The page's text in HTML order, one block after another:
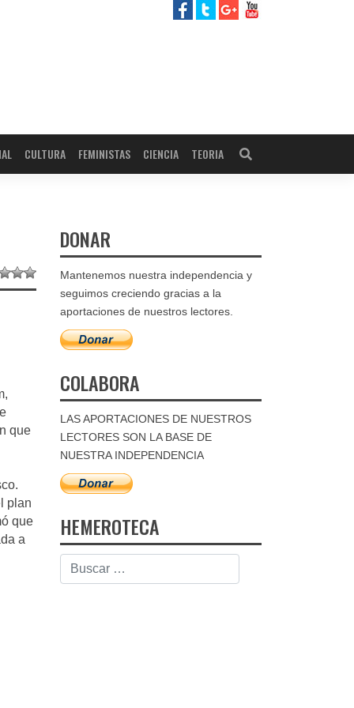
CULTURA FEMINISTAS CIENCIA TEORIA
que
plan
que
a
DONAR
Mantenemos nuestra independencia y
seguimos creciendo gracias a la
aportaciones de nuestros lectores.
COLABORA
LAS APORTACIONES DE NUESTROS
LECTORES SON LA BASE DE
NUESTRA INDEPENDENCIA
HEMEROTECA